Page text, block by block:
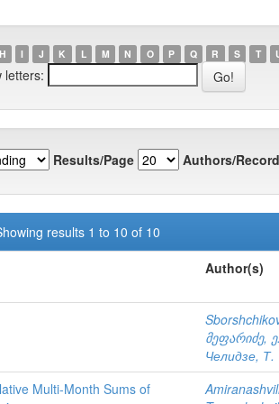
H I J K L M N O P Q R S T
letters:
Results/Page Authors/
results 1 to 10 of 10
Author(s)
მეფარიძე,
Челидзе, Т.
Multi-Month Sums of